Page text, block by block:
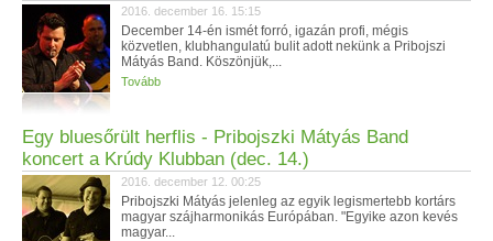
2016. december 16. 15:15
December 14-én ismét forró, igazán profi, mégis
közvetlen, klubhangulatú bulit adott nekünk a Pribojszi
Mátyás Band. Köszönjük,...
Tovább
Egy bluesőrült herflis - Pribojszki Mátyás Band
koncert a Krúdy Klubban (dec. 14.)
2016. december 12. 00:25
Pribojszki Mátyás jelenleg az egyik legismertebb kortárs
magyar szájharmonikás Európában. "Egyike azon kevés
magyar...